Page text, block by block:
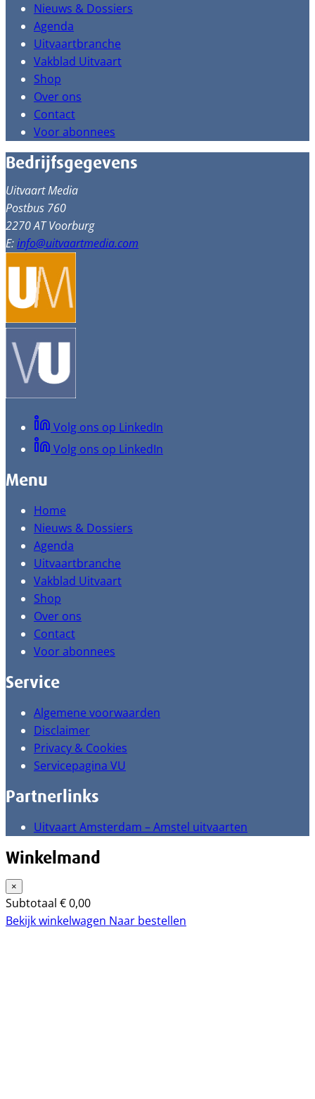
Nieuws & Dossiers
Agenda
Uitvaartbranche
Vakblad Uitvaart
Shop
Over ons
Contact
Voor abonnees
Bedrijfsgegevens
Uitvaart Media
Postbus 760
2270 AT Voorburg
E:info@uitvaartmedia.com
Volg ons op LinkedIn
Volg ons op LinkedIn
Menu
Home
Nieuws & Dossiers
Agenda
Uitvaartbranche
Vakblad Uitvaart
Shop
Over ons
Contact
Voor abonnees
Service
Algemene voorwaarden
Disclaimer
Privacy & Cookies
Servicepagina VU
Partnerlinks
Uitvaart Amsterdam – Amstel uitvaarten
Winkelmand
×
Subtotaal €0,00
Bekijk winkelwagen Naar bestellen